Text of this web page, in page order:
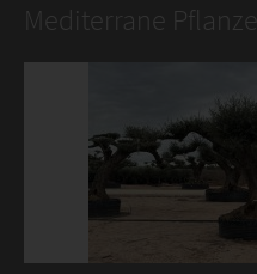
Mediterrane Pflanze